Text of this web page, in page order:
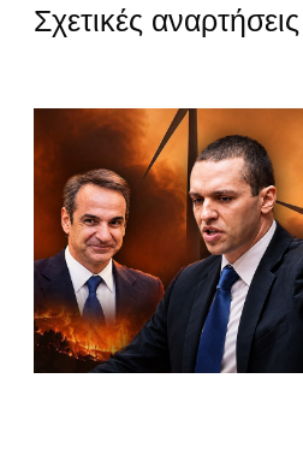
Σχετικές αναρτήσεις